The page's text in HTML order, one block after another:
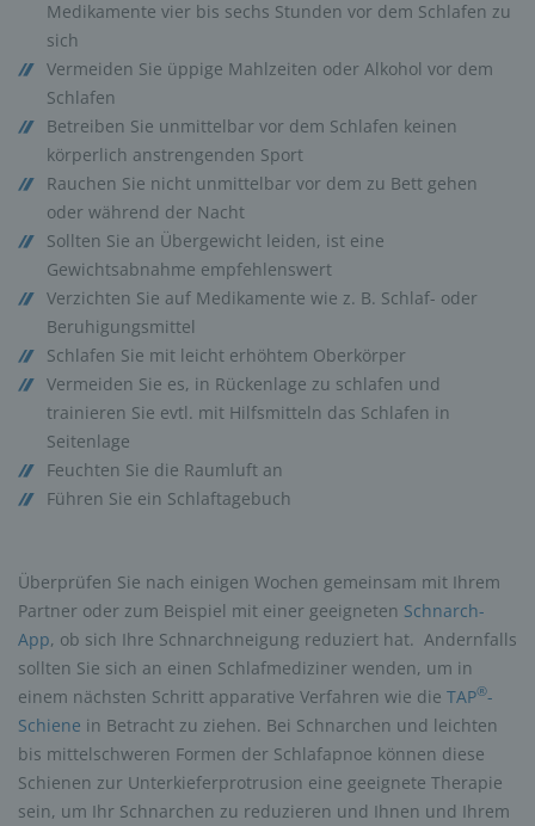
Medikamente vier bis sechs Stunden vor dem Schlafen zu
sich
Vermeiden Sie üppige Mahlzeiten oder Alkohol vor dem
Schlafen
Betreiben Sie unmittelbar vor dem Schlafen keinen
körperlich anstrengenden Sport
Rauchen Sie nicht unmittelbar vor dem zu Bett gehen
oder während der Nacht
Sollten Sie an Übergewicht leiden, ist eine
Gewichtsabnahme empfehlenswert
Verzichten Sie auf Medikamente wie z. B. Schlaf- oder
Beruhigungsmittel
Schlafen Sie mit leicht erhöhtem Oberkörper
Vermeiden Sie es, in Rückenlage zu schlafen und
trainieren Sie evtl. mit Hilfsmitteln das Schlafen in
Seitenlage
Feuchten Sie die Raumluft an
Führen Sie ein Schlaftagebuch
Überprüfen Sie nach einigen Wochen gemeinsam mit Ihrem
Partner oder zum Beispiel mit einer geeigneten Schnarch-
App, ob sich Ihre Schnarchneigung reduziert hat. Andernfalls
sollten Sie sich an einen Schlafmediziner wenden, um in
einem nächsten Schritt apparative Verfahren wie die TAP®-
Schiene in Betracht zu ziehen. Bei Schnarchen und leichten
bis mittelschweren Formen der Schlafapnoe können diese
Schienen zur Unterkieferprotrusion eine geeignete Therapie
sein, um Ihr Schnarchen zu reduzieren und Ihnen und Ihrem